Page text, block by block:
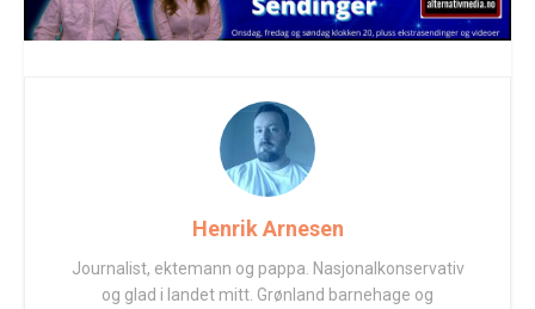
Henrik Arnesen
Journalist, ektemann og pappa. Nasjonalkonservativ
og glad i landet mitt. Grønland barnehage og